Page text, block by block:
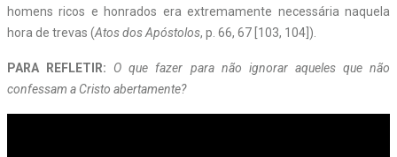
homens ricos e honrados era extremamente necessária naquela
hora de trevas (Atos dos Apóstolos, p. 66, 67 [103, 104]).
PARA REFLETIR: O que fazer para não ignorar aqueles que não
confessam a Cristo abertamente?